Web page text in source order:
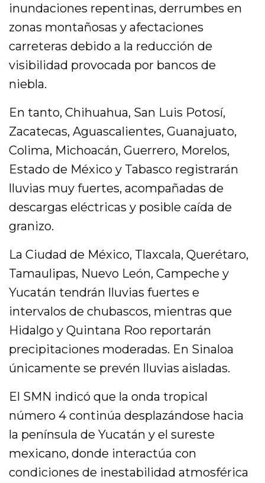
inundaciones repentinas, derrumbes en
zonas montañosas y afectaciones
carreteras debido a la reducción de
visibilidad provocada por bancos de
niebla.
En tanto, Chihuahua, San Luis Potosí,
Zacatecas, Aguascalientes, Guanajuato,
Colima, Michoacán, Guerrero, Morelos,
Estado de México y Tabasco registrarán
lluvias muy fuertes, acompañadas de
descargas eléctricas y posible caída de
granizo.
La Ciudad de México, Tlaxcala, Querétaro,
Tamaulipas, Nuevo León, Campeche y
Yucatán tendrán lluvias fuertes e
intervalos de chubascos, mientras que
Hidalgo y Quintana Roo reportarán
precipitaciones moderadas. En Sinaloa
únicamente se prevén lluvias aisladas.
El SMN indicó que la onda tropical
número 4 continúa desplazándose hacia
la península de Yucatán y el sureste
mexicano, donde interactúa con
condiciones de inestabilidad atmosférica